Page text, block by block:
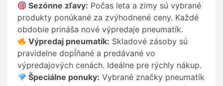
Sezónne zľavy: Počas leta a zimy sú vybrané
produkty ponúkané za zvýhodnené ceny. Každé
obdobie prináša nové výpredaje pneumatík.
Výpredaj pneumatík: Skladové zásoby sú
pravidelne dopĺňané a predávané vo
výpredajových cenách. Ideálne pre rýchly nákup.
Špeciálne ponuky: Vybrané značky pneumatík